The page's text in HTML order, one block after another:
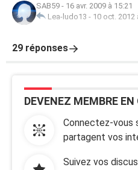
SAB59 - 16 avr. 2009 à 15:21
Lea-ludo13 - 10 oct. 2012
29 réponses
DEVENEZ MEMBRE
Connectez-vous
partagent vos
Suivez vos